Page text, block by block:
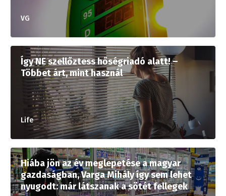
VG
Így NE szellőztess hőségriadó alatt! –
Többet árt, mint használ
Life
Hiába jön az év meglepetése a magyar
gazdaságban, Varga Mihály így sem lehet
nyugodt: már látszanak a sötét fellegek